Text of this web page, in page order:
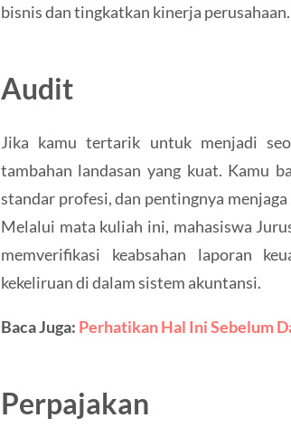
bisnis dan tingkatkan kinerja perusahaan.
Audit
Jika kamu tertarik untuk menjadi
tambahan landasan yang kuat. Kamu
standar profesi, dan pentingnya
Melalui mata kuliah ini, mahasiswa
memverifikasi keabsahan laporan
kekeliruan di dalam sistem akuntansi.
Baca Juga: Perhatikan Hal Ini Sebelum
Perpajakan